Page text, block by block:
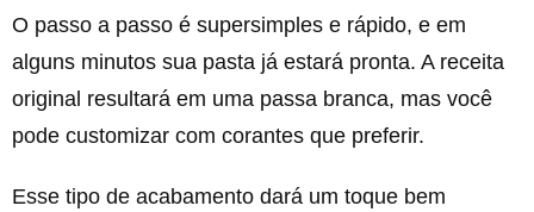
O passo a passo é supersimples e rápido, e em
alguns minutos sua pasta já estará pronta. A receita
original resultará em uma passa branca, mas você
pode customizar com corantes que preferir.
Esse tipo de acabamento dará um toque bem